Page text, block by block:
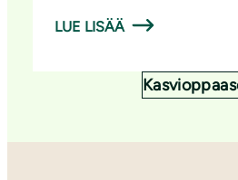
LUE LISÄÄ